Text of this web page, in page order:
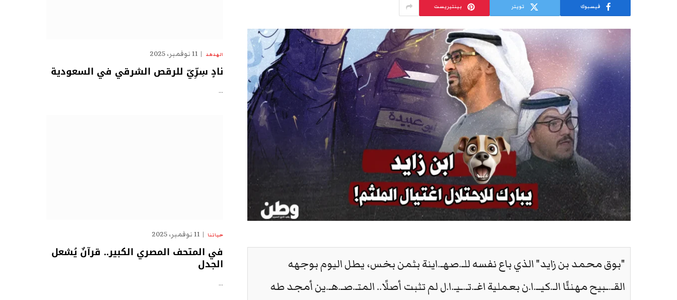
فيسبوك تويتر بينتيريست
"بوق محمد بن زايد" الذي باع نفسه للـ.صهـ.اينة بثمن بخس، يطل اليوم بوجهه
القـ.ـبيح مهنئًا الـ.كيــ.ا.ن بعملية اغـ.تـ.ـيـ.ا.ل لم تثبت أصلًا.. المتـ.صـ.هـ.ين أمجد طه
الهدهد 11 نوفمبر، 2025
نادٍ سِرِّيّ للرقص الشرقي في السعودية
…
حياتنا 11 نوفمبر، 2025
في المتحف المصري الكبير.. قرآنٌ يُشعل
الجدل
…